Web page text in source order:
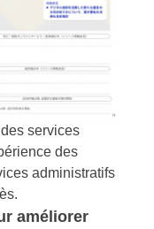
services
des
administratifs
améliorer